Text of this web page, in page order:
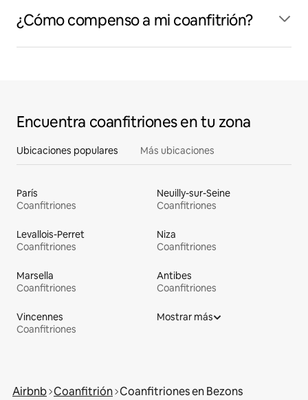
¿Cómo compenso a mi coanfitrión?
Encuentra coanfitriones en tu zona
Ubicaciones populares Más ubicaciones
París
Coanfitriones
Neuilly-sur-Seine
Coanfitriones
Levallois-Perret
Coanfitriones
Niza
Coanfitriones
Marsella
Coanfitriones
Antibes
Coanfitriones
Vincennes
Coanfitriones
Mostrar más
Airbnb Coanfitrión Coanfitriones en Bezons